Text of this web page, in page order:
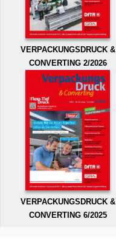
VERPACKUNGSDRUCK &
CONVERTING 2/2026
VERPACKUNGSDRUCK &
CONVERTING 6/2025